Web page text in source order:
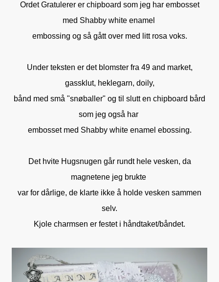
Ordet Gratulerer er chipboard som jeg har embosset
med Shabby white enamel
embossing og så gått over med litt rosa voks.
Under teksten er det blomster fra 49 and market,
gassklut, heklegarn, doily,
bånd med små "snøballer" og til slutt en chipboard bård
som jeg også har
embosset med Shabby white enamel ebossing.
Det hvite Hugsnugen går rundt hele vesken, da
magnetene jeg brukte
var for dårlige, de klarte ikke å holde vesken sammen
selv.
Kjole charmsen er festet i håndtaket/båndet.